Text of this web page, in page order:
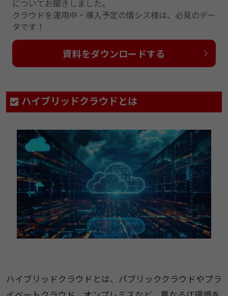
についてお聞きしました。
クラウドを運用中・導入予定の情シス様は、必見のデー
タです！
資料をダウンロードする
ハイブリッドクラウドとは
ハイブリッドクラウドとは、パブリッククラウドやプラ